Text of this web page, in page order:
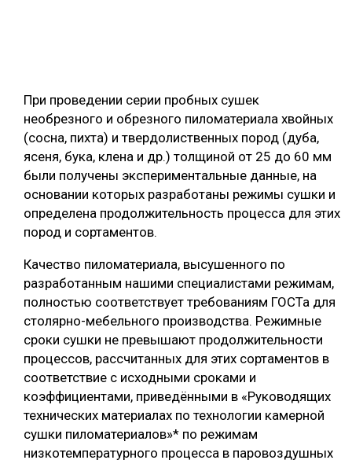
При проведении серии пробных сушек
необрезного и обрезного пиломатериала хвойных
(сосна, пихта) и твердолиственных пород (дуба,
ясеня, бука, клена и др.) толщиной от 25 до 60 мм
были получены экспериментальные данные, на
основании которых разработаны режимы сушки и
определена продолжительность процесса для этих
пород и сортаментов.
Качество пиломатериала, высушенного по
разработанным нашими специалистами режимам,
полностью соответствует требованиям ГОСТа для
столярно-мебельного производства. Режимные
сроки сушки не превышают продолжительности
процессов, рассчитанных для этих сортаментов в
соответствие с исходными сроками и
коэффициентами, приведёнными в «Руководящих
технических материалах по технологии камерной
сушки пиломатериалов»* по режимам
низкотемпературного процесса в паровоздушных